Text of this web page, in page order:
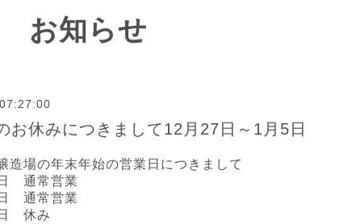
お知らせ
お休みにつきまして12月27日～1月5日
造場の年末年始の営業日につきまして
通常営業
通常営業
休み